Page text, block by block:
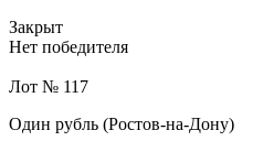
Закрыт
Нет победителя
Лот № 117
Один рубль (Ростов-на-Дону)